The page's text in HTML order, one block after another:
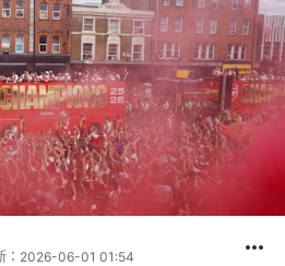
： 2026-06-01 01:54